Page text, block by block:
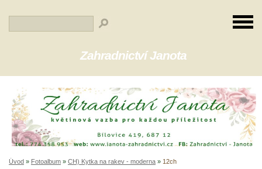
Zahradnictví Janota
Úvod » Fotoalbum » CH) Kytka na rakev - moderna » 12ch